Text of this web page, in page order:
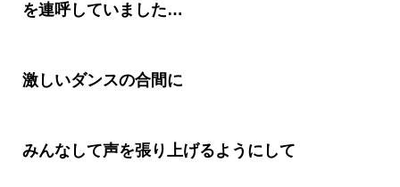
を連呼していました…
激しいダンスの合間に
みんなして声を張り上げるようにして